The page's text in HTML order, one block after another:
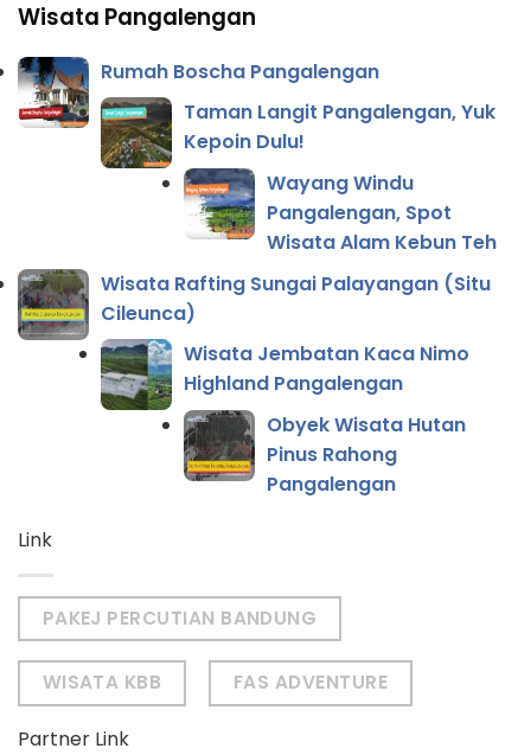
Wisata Pangalengan
Rumah Boscha Pangalengan
Taman Langit Pangalengan, Yuk
Kepoin Dulu!
Wayang Windu
Pangalengan, Spot
Wisata Alam Kebun Teh
Wisata Rafting Sungai Palayangan (Situ
Cileunca)
Wisata Jembatan Kaca Nimo
Highland Pangalengan
Obyek Wisata Hutan
Pinus Rahong
Pangalengan
Link
PAKEJ PERCUTIAN BANDUNG
WISATA KBB FAS ADVENTURE
Partner Link